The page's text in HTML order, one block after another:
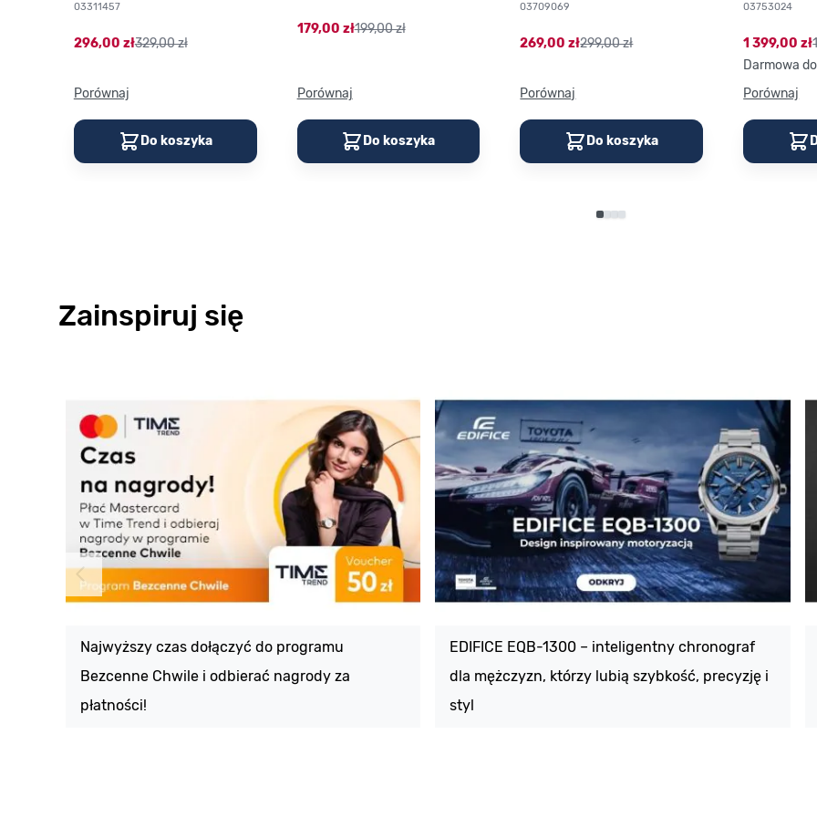
03311457
296,00 zł329,00 zł
Porównaj
Do koszyka
179,00 zł199,00 zł
Porównaj
Do koszyka
03709069
269,00 zł299,00 zł
Porównaj
Do koszyka
03753024
1 399,00 zł
Darmowa
Porównaj
Zainspiruj się
Najwyższy czas dołączyć do programu
Bezcenne Chwile i odbierać nagrody za
płatności!
EDIFICE EQB-1300 – inteligentny chronograf
dla mężczyzn, którzy lubią szybkość, precyzję i
styl